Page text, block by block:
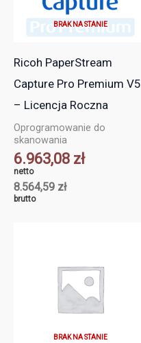
BRAK NA STANIE
Ricoh PaperStream
Capture Pro Premium V5
– Licencja Roczna
Oprogramowanie do
skanowania
6.963,08 zł
netto
8.564,59 zł
brutto
BRAK NA STANIE